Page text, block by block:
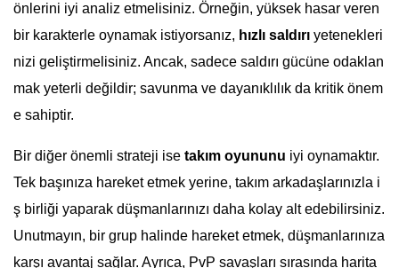
önlerini iyi analiz etmelisiniz. Örneğin, yüksek hasar veren
bir karakterle oynamak istiyorsanız, hızlı saldırı yetenekleri
nizi geliştirmelisiniz. Ancak, sadece saldırı gücüne odaklan
mak yeterli değildir; savunma ve dayanıklılık da kritik önem
e sahiptir.
Bir diğer önemli strateji ise takım oyununu iyi oynamaktır.
Tek başınıza hareket etmek yerine, takım arkadaşlarınızla i
ş birliği yaparak düşmanlarınızı daha kolay alt edebilirsiniz.
Unutmayın, bir grup halinde hareket etmek, düşmanlarınıza
karşı avantaj sağlar. Ayrıca, PvP savaşları sırasında harita